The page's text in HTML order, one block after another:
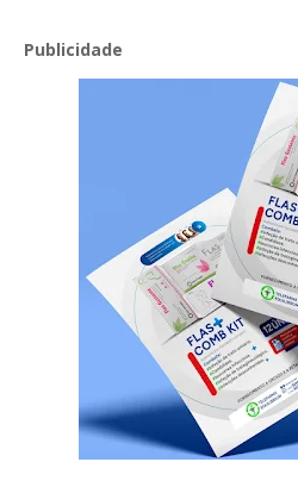
Publicidade